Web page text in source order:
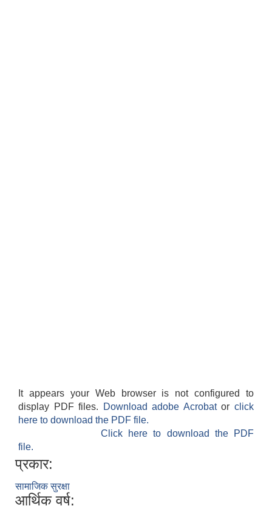
It appears your Web browser is not configured to
display PDF files.
Download adobe Acrobatorclick
here to download the PDF file.
Click here to download the PDF
file.
प्रकार:
सामाजिक सुरक्षा
आर्थिक वर्ष: